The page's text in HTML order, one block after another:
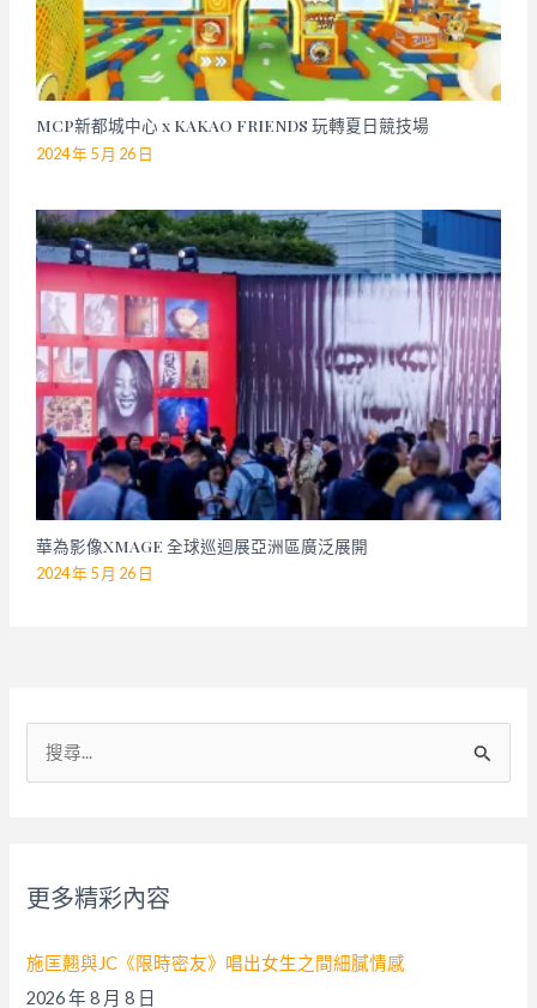
MCP新都城中心 x KAKAO FRIENDS 玩轉夏日競技場
2024 年 5 月 26 日
華為影像XMAGE 全球巡迴展亞洲區廣泛展開
2024 年 5 月 26 日
:
更多精彩內容
施匡翹與JC《限時密友》唱出女生之間細膩情感
2026 年 8 月 8 日